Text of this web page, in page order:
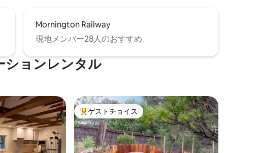
Mornington Railway
現地メンバー28人のおすすめ
ションレンタル
です。 大好評のゲストチョイスです。
ゲストチョイス